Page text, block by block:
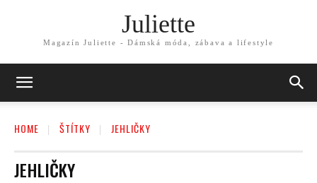
Juliette
Magazín Juliette - Dámská móda, zábava a lifestyle
HOME ŠTÍTKY JEHLIČKY
JEHLIČKY